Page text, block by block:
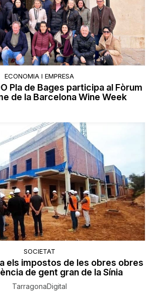
ECONOMIA I EMPRESA
Pla de Bages participa al Fòrum
de la Barcelona Wine Week
SOCIETAT
els impostos de les obres obres
de gent gran de la Sínia
TarragonaDigital